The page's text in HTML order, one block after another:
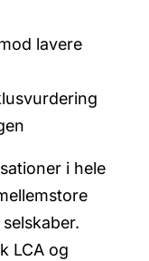
lavere
i hele
LCA og